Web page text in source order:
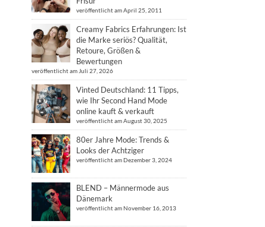
veröffentlicht am April 25, 2011
Creamy Fabrics Erfahrungen: Ist
die Marke seriös? Qualität,
Retoure, Größen &
Bewertungen
veröffentlicht am Juli 27, 2026
Vinted Deutschland: 11 Tipps,
wie Ihr Second Hand Mode
online kauft & verkauft
veröffentlicht am August 30, 2025
80er Jahre Mode: Trends &
Looks der Achtziger
veröffentlicht am Dezember 3, 2024
BLEND – Männermode aus
Dänemark
veröffentlicht am November 16, 2013